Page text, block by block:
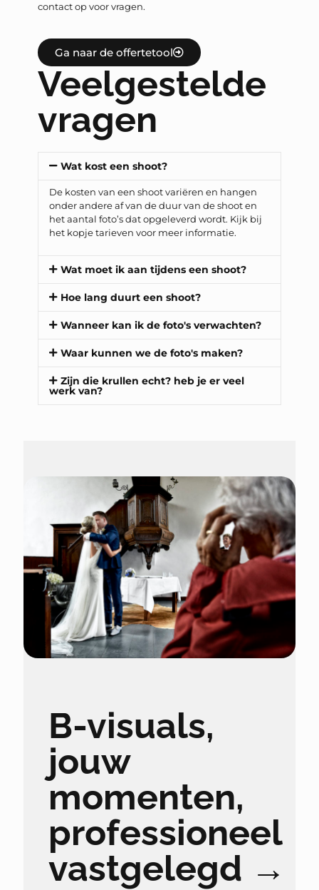
contact op voor vragen.
Ga naar de offertetool
Veelgestelde
vragen
Wat kost een shoot?
De kosten van een shoot variëren en hangen
onder andere af van de duur van de shoot en
het aantal foto’s dat opgeleverd wordt. Kijk bij
het kopje tarieven voor meer informatie.
Wat moet ik aan tijdens een shoot?
Hoe lang duurt een shoot?
Wanneer kan ik de foto's verwachten?
Waar kunnen we de foto's maken?
Zijn die krullen echt? heb je er veel
werk van?
B-visuals,
jouw
momenten,
professioneel
vastgelegd →